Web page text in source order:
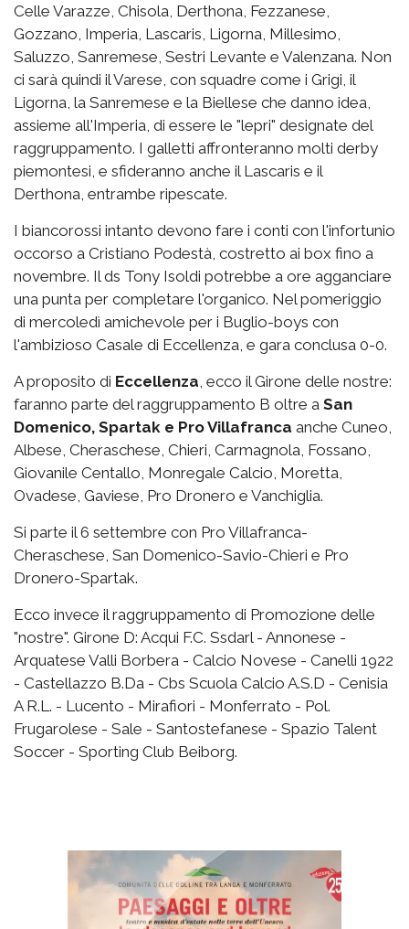
Celle Varazze, Chisola, Derthona, Fezzanese,
Gozzano, Imperia, Lascaris, Ligorna, Millesimo,
Saluzzo, Sanremese, Sestri Levante e Valenzana. Non
ci sarà quindi il Varese, con squadre come i Grigi, il
Ligorna, la Sanremese e la Biellese che danno idea,
assieme all'Imperia, di essere le "lepri" designate del
raggruppamento. I galletti affronteranno molti derby
piemontesi, e sfideranno anche il Lascaris e il
Derthona, entrambe ripescate.
I biancorossi intanto devono fare i conti con l'infortunio
occorso a Cristiano Podestà, costretto ai box fino a
novembre. Il ds Tony Isoldi potrebbe a ore agganciare
una punta per completare l'organico. Nel pomeriggio
di mercoledì amichevole per i Buglio-boys con
l'ambizioso Casale di Eccellenza, e gara conclusa 0-0.
A proposito di Eccellenza, ecco il Girone delle nostre:
faranno parte del raggruppamento B oltre a San
Domenico, Spartak e Pro Villafranca anche Cuneo,
Albese, Cheraschese, Chieri, Carmagnola, Fossano,
Giovanile Centallo, Monregale Calcio, Moretta,
Ovadese, Gaviese, Pro Dronero e Vanchiglia.
Si parte il 6 settembre con Pro Villafranca-
Cheraschese, San Domenico-Savio-Chieri e Pro
Dronero-Spartak.
Ecco invece il raggruppamento di Promozione delle
"nostre". Girone D: Acqui F.C. Ssdarl - Annonese -
Arquatese Valli Borbera - Calcio Novese - Canelli 1922
- Castellazzo B.Da - Cbs Scuola Calcio A.S.D - Cenisia
A R.L. - Lucento - Mirafiori - Monferrato - Pol.
Frugarolese - Sale - Santostefanese - Spazio Talent
Soccer - Sporting Club Beiborg.